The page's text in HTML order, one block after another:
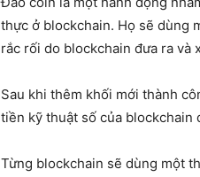
thực ở blockchain. Họ sẽ dùng
rắc rối do blockchain đưa ra và
Sau khi thêm khối mới thành
tiền kỹ thuật số của blockchain
Từng blockchain sẽ dùng một